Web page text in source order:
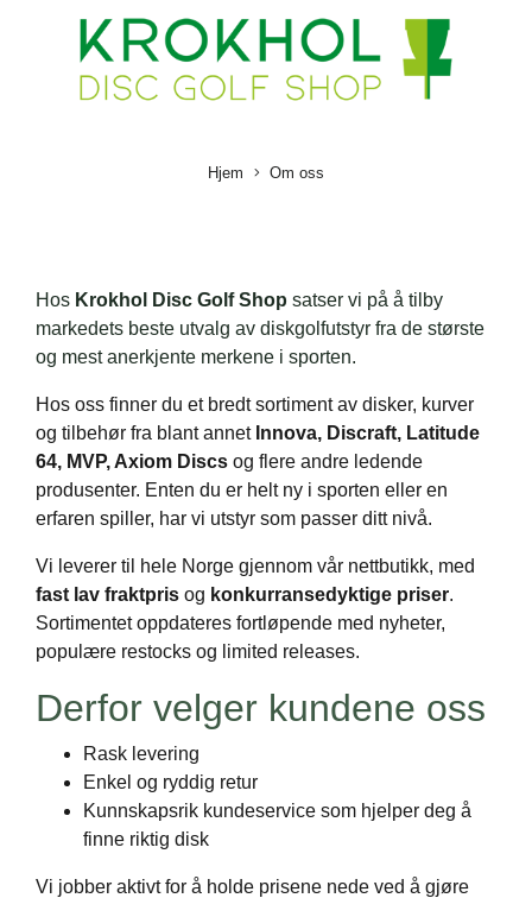
Hjem Om oss
Hos Krokhol Disc Golf Shop satser vi på å tilby
markedets beste utvalg av diskgolfutstyr fra de største
og mest anerkjente merkene i sporten.
Hos oss finner du et bredt sortiment av disker, kurver
og tilbehør fra blant annet Innova, Discraft, Latitude
64, MVP, Axiom Discs og flere andre ledende
produsenter. Enten du er helt ny i sporten eller en
erfaren spiller, har vi utstyr som passer ditt nivå.
Vi leverer til hele Norge gjennom vår nettbutikk, med
fast lav fraktpris og konkurransedyktige priser.
Sortimentet oppdateres fortløpende med nyheter,
populære restocks og limited releases.
Derfor velger kundene oss
Rask levering
Enkel og ryddig retur
Kunnskapsrik kundeservice som hjelper deg å
finne riktig disk
Vi jobber aktivt for å holde prisene nede ved å gjøre